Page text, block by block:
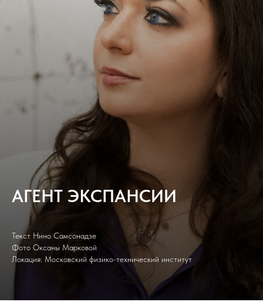
АГЕНТ ЭКСПАНСИИ
Текст Нино Самсонадзе
Фото Оксаны Марковой
Локация: Московский физико-технический институт